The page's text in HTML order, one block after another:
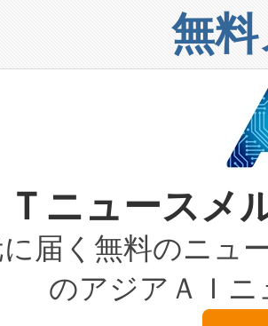
商用化段階におけ
よび立ち上げ調整
Enzeneのバイオ
製品について、自
可能性もあります
億～4億ドルかか
任者（CEO）であ
のfully-connected
すれば、6,000万
るデータセンター
大きな負担をかけ
担軽減という課題
迅速にし、ピーク
利用可能な電力容
う貢献します。こ
ル契約（SLA）違
の劣化によるダウ
データセンターが
ン「Avia 2」を発
2は、1,000メート
を切り替えるこ
枝などの細かな対
スポットにより、
も豊かなディテー
ル範囲を検出
Inspections,
レーザーを搭載。
無
Ｔニュース
届く無料のニュ
のアジアＡＩ